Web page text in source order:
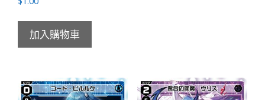
加入購物車